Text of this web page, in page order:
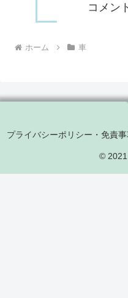
コメン
ホーム 車
プライバシーポリシー・免責
© 2021